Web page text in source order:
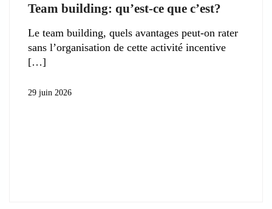
Team building: qu’est-ce que c’est?
Le team building, quels avantages peut-on rater
sans l’organisation de cette activité incentive
29 juin 2026